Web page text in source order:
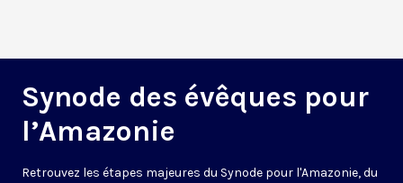
Synode des évêques pour
l’Amazonie
Retrouvez les étapes majeures du Synode pour l'Amazonie, du